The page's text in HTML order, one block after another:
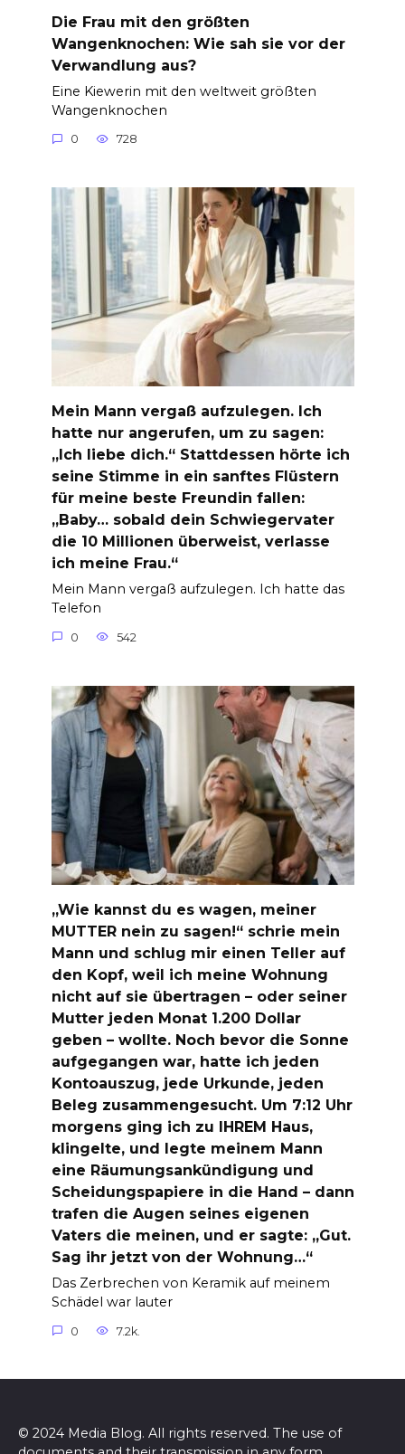
Die Frau mit den größten
Wangenknochen: Wie sah sie vor der
Verwandlung aus?
Eine Kiewerin mit den weltweit größten
Wangenknochen
0 728
Mein Mann vergaß aufzulegen. Ich
hatte nur angerufen, um zu sagen:
„Ich liebe dich.“ Stattdessen hörte ich
seine Stimme in ein sanftes Flüstern
für meine beste Freundin fallen:
„Baby… sobald dein Schwiegervater
die 10 Millionen überweist, verlasse
ich meine Frau.“
Mein Mann vergaß aufzulegen. Ich hatte das
Telefon
0 542
„Wie kannst du es wagen, meiner
MUTTER nein zu sagen!“ schrie mein
Mann und schlug mir einen Teller auf
den Kopf, weil ich meine Wohnung
nicht auf sie übertragen – oder seiner
Mutter jeden Monat 1.200 Dollar
geben – wollte. Noch bevor die Sonne
aufgegangen war, hatte ich jeden
Kontoauszug, jede Urkunde, jeden
Beleg zusammengesucht. Um 7:12 Uhr
morgens ging ich zu IHREM Haus,
klingelte, und legte meinem Mann
eine Räumungsankündigung und
Scheidungspapiere in die Hand – dann
trafen die Augen seines eigenen
Vaters die meinen, und er sagte: „Gut.
Sag ihr jetzt von der Wohnung…“
Das Zerbrechen von Keramik auf meinem
Schädel war lauter
0 7.2k.
© 2024 Media Blog. All rights reserved. The use of